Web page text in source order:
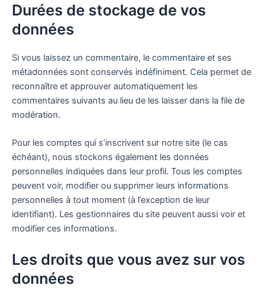
Durées de stockage de vos
données
Si vous laissez un commentaire, le commentaire et ses
métadonnées sont conservés indéfiniment. Cela permet de
reconnaître et approuver automatiquement les
commentaires suivants au lieu de les laisser dans la file de
modération.
Pour les comptes qui s’inscrivent sur notre site (le cas
échéant), nous stockons également les données
personnelles indiquées dans leur profil. Tous les comptes
peuvent voir, modifier ou supprimer leurs informations
personnelles à tout moment (à l’exception de leur
identifiant). Les gestionnaires du site peuvent aussi voir et
modifier ces informations.
Les droits que vous avez sur vos
données